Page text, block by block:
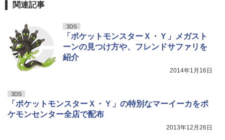
関連記事
3DS
「ポケットモンスターＸ・Ｙ」メガスト
ーンの見つけ方や、フレンドサファリを
紹介
2014年1月16日
3DS
「ポケットモンスターＸ・Ｙ」の特別なマーイーカをポ
ケモンセンター全店で配布
2013年12月26日